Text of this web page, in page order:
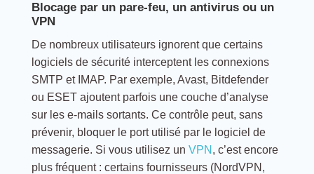
Blocage par un pare-feu, un antivirus ou un
VPN
De nombreux utilisateurs ignorent que certains
logiciels de sécurité interceptent les connexions
SMTP et IMAP. Par exemple, Avast, Bitdefender
ou ESET ajoutent parfois une couche d’analyse
sur les e-mails sortants. Ce contrôle peut, sans
prévenir, bloquer le port utilisé par le logiciel de
messagerie. Si vous utilisez un VPN , c’est encore
plus fréquent : certains fournisseurs (NordVPN,